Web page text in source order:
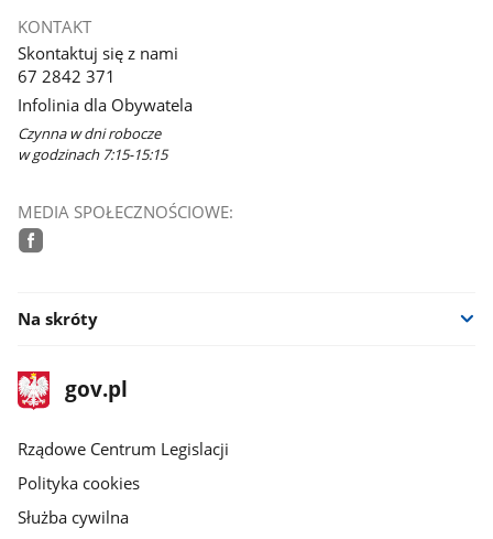
KONTAKT
Skontaktuj się z nami
67 2842 371
Infolinia dla Obywatela
Czynna w dni robocze
w godzinach 7:15-15:15
MEDIA SPOŁECZNOŚCIOWE:
Na skróty
stopka
gov.plStrona
gov.pl
Rządowe Centrum Legislacji
Polityka cookies
Służba cywilna